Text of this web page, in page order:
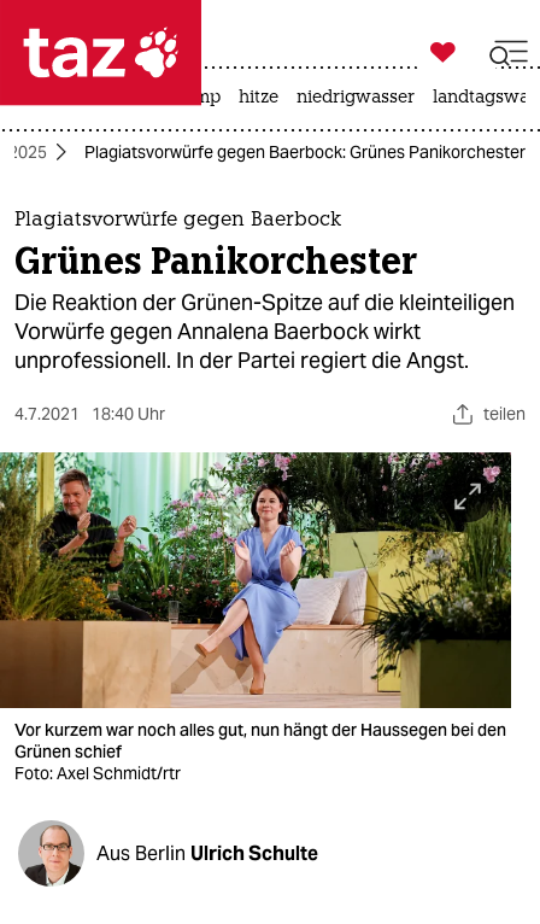
 taz zahl ich
taz zahl ich
themen
politik
öko
gesellschaft
sport
berlin
nord
verlag
verlag
shop
fragen & hilfe

taz zahl ich
usa unter trump hitze niedrigwasser
2025 Plagiatsvorwürfe gegen Baerbock: Grünes Panikorchester
Plagiatsvorwürfe gegen Baerbock
Grünes Panikorchester
Die Reaktion der Grünen-Spitze auf die kleinteiligen
Vorwürfe gegen Annalena Baerbock wirkt
unprofessionell. In der Partei regiert die Angst.
4.7.2021 18:40 Uhr teilen
Vor kurzem war noch alles gut, nun hängt der Haussegen bei den
Grünen schief
Foto: Axel Schmidt/rtr
Aus Berlin Ulrich Schulte